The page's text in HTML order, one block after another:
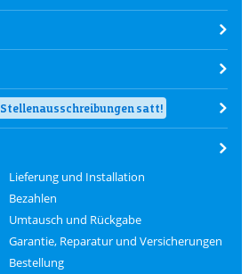
Stellenausschreibungen satt!
Lieferung und Installation
Bezahlen
Umtausch und Rückgabe
Garantie, Reparatur und Versicherungen
Bestellung